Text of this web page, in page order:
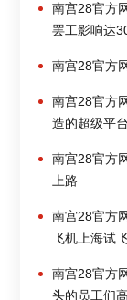
南宫28官方
罢工影响达
南宫28官方
南宫28官方
造的超级平
南宫28官方
上路
南宫28官方
飞机上海试
南宫28官方
头的员工们